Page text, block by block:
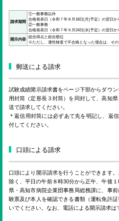
請求期間
①一般事務以外
合格発表日（令和７年８月18日(月)予定）の翌日
②一般事務
合格発表日（令和７年９月24日(水)予定）の翌日か
開示内容
総合得点と総合順位
※ただし、適性検査で不合格となった場合は、そ
郵送による請求
試験成績開示請求書をページ下部からダウ
用封筒（定形長３封筒）を同封して、高知
送で請求してください。
＊返信用封筒には必ずあて先を明記し、返
付してください。
口頭による請求
口頭により開示請求を行うことができます
除く、平日の午前８時30分から正午、午後
県・高知市病院企業団事務局総務課に、事
験票及び本人を確認できる書類（運転免許
いでください。なお、電話による開示請求は